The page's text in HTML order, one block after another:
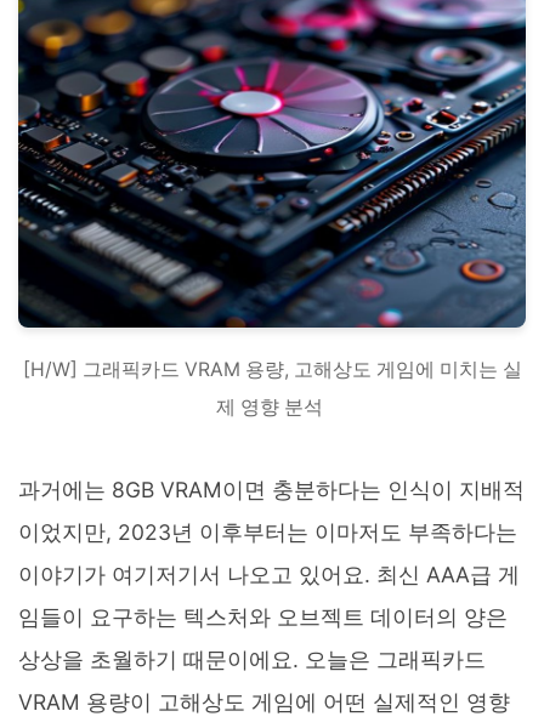
​[H/W] 그래픽카드 VRAM 용량, 고해상도 게임에 미치는 실
제 영향 분석 ​
과거에는 8GB VRAM이면 충분하다는 인식이 지배적
이었지만, 2023년 이후부터는 이마저도 부족하다는
이야기가 여기저기서 나오고 있어요. 최신 AAA급 게
임들이 요구하는 텍스처와 오브젝트 데이터의 양은
상상을 초월하기 때문이에요. 오늘은 그래픽카드
VRAM 용량이 고해상도 게임에 어떤 실제적인 영향